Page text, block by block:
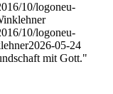
10/logoneu-
10/logoneu-
2026-05-24
mit Gott."